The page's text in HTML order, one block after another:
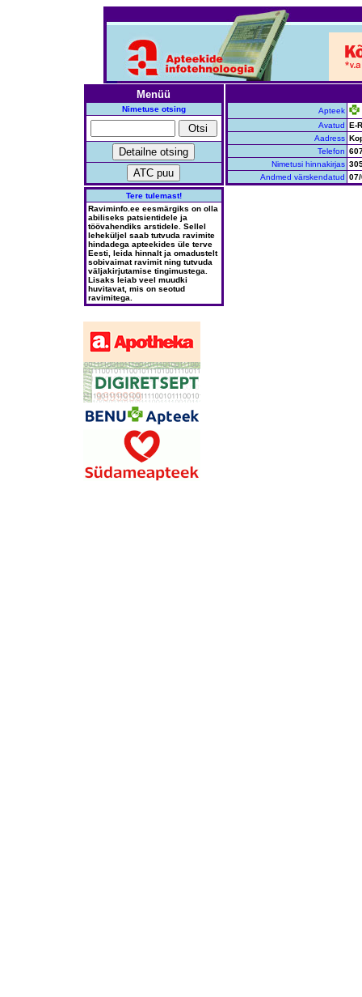
Menüü
Nimetuse otsing
Tere tulemast!
Raviminfo.ee eesmärgiks on olla
abiliseks patsientidele ja
töövahendiks arstidele. Sellel
leheküljel saab tutvuda ravimite
hindadega apteekides üle terve
Eesti, leida hinnalt ja omadustelt
sobivaimat ravimit ning tutvuda
väljakirjutamise tingimustega.
Lisaks leiab veel muudki
huvitavat, mis on seotud
ravimitega.
Apteek
Avatud E-
Aadress
Telefon
Nimetusi hinnakirjas
Andmed värskendatud